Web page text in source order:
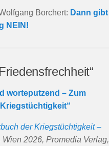
Borchert: Dann gibt
NEIN!
worteputzend – Zum
der Kriegstüchtigkeit –
Wien 2026, Promedia Verlag,